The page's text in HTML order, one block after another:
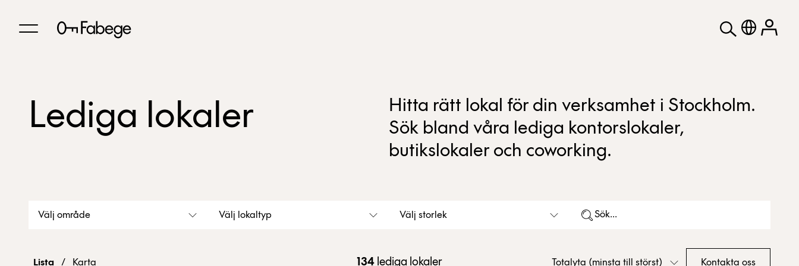
Lediga lokaler
Hitta rätt lokal för din verksamhet i Stockholm.
Sök bland våra lediga kontorslokaler,
butikslokaler och coworking.
Välj område Välj lokaltyp Välj storlek
Lista / Karta 134 lediga lokaler Totalyta (minsta till störst) Kontakta oss